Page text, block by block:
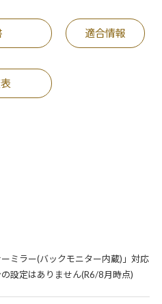
適合情報
ミラー(バックモニター内蔵)」対応
設定はありません(R6/8月時点)